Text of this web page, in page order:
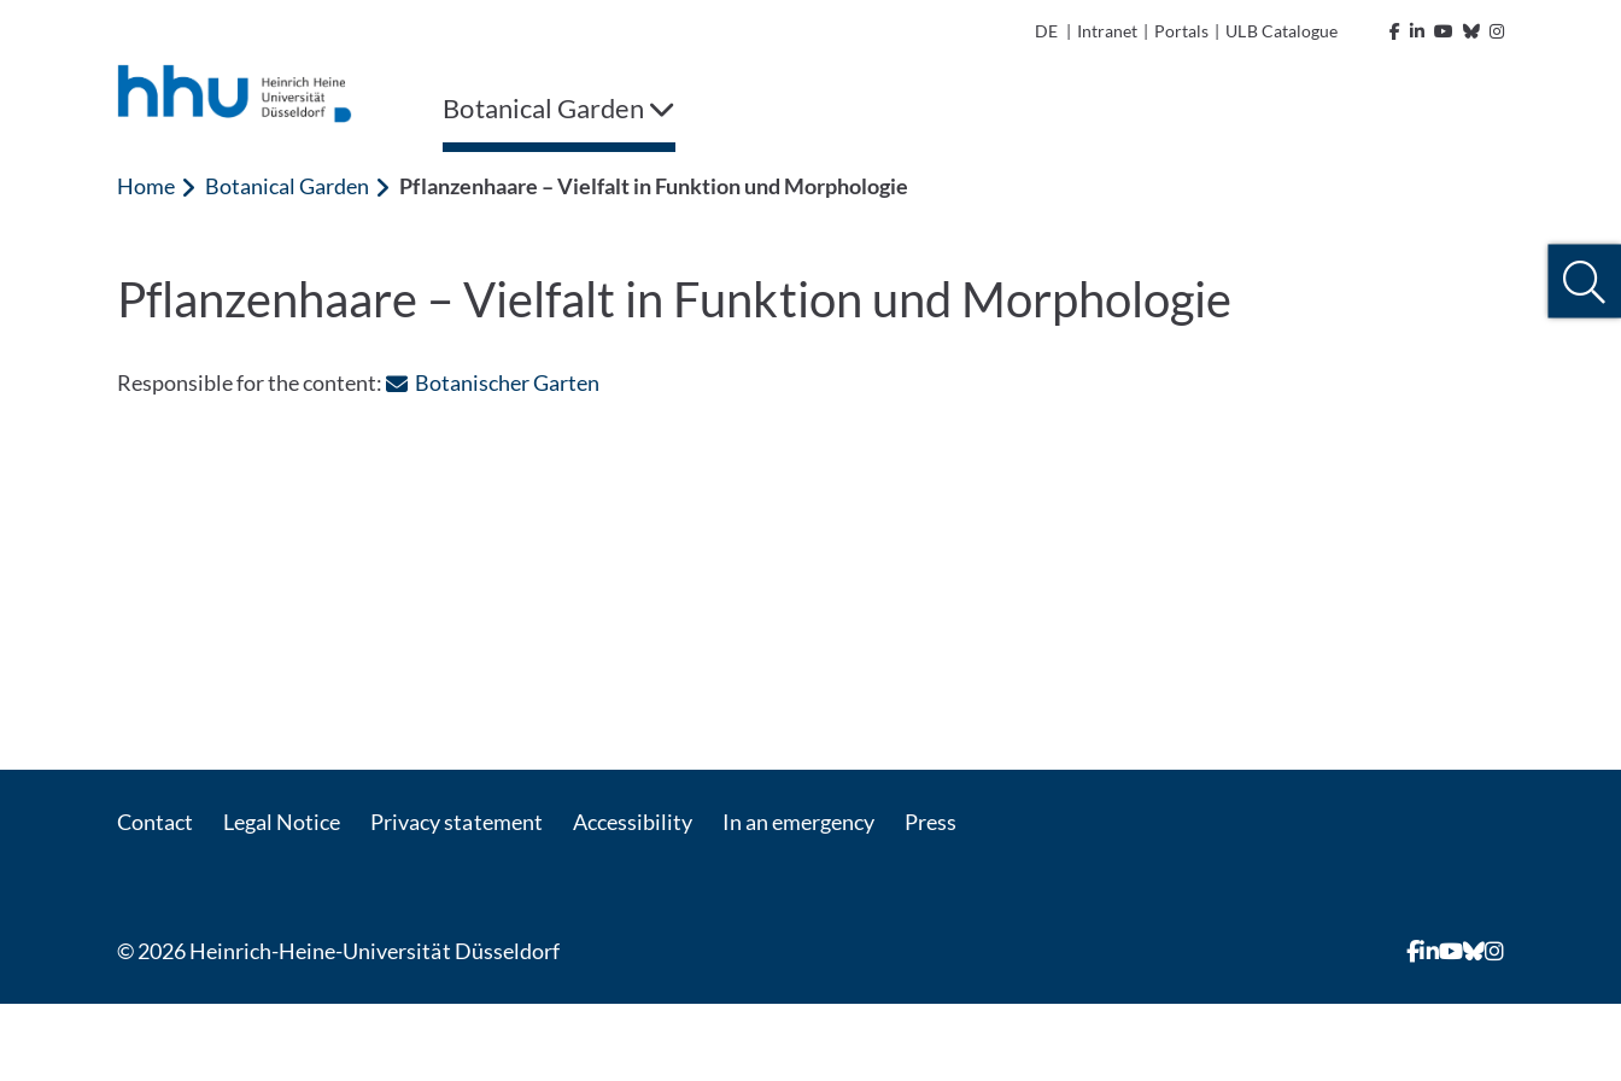
DE | Intranet | Portals | ULB Catalogue
Botanical Garden
Home Botanical Garden Pflanzenhaare – Vielfalt in Funktion und Morphologie
Pflanzenhaare – Vielfalt in Funktion und Morphologie
Responsible for the content: Botanischer Garten: Contact by e-mail
Contact Legal Notice Privacy statement Accessibility In an emergency Press
© 2026 Heinrich-Heine-Universität Düsseldorf